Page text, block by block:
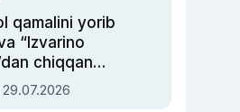
qamalini yorib
“Izvarino
chiqqan
— Ukraina
bosh